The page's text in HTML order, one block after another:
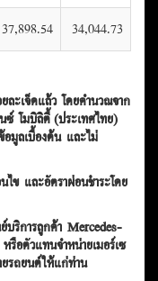
60 เดือน
72 เดือน
37,898.54
34,044.73
ละเจ็ดแล้ว โดยคำนวณจาก
โมบิลิตี้ (ประเทศไทย)